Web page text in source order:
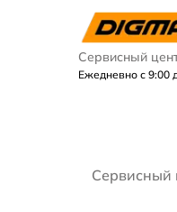
Сервисный
Ежедневно с 9:00
Сервисный